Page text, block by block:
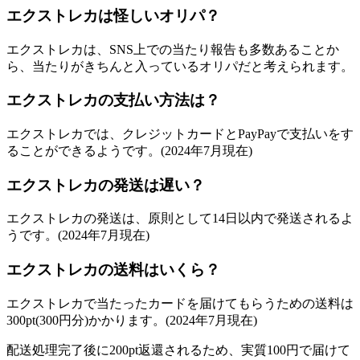
エクストレカは怪しいオリパ？
エクストレカは、SNS上での当たり報告も多数あることか
ら、当たりがきちんと入っているオリパだと考えられます。
エクストレカの支払い方法は？
エクストレカでは、クレジットカードとPayPayで支払いをす
ることができるようです。(2024年7月現在)
エクストレカの発送は遅い？
エクストレカの発送は、原則として14日以内で発送されるよ
うです。(2024年7月現在)
エクストレカの送料はいくら？
エクストレカで当たったカードを届けてもらうための送料は
300pt(300円分)かかります。(2024年7月現在)
配送処理完了後に200pt返還されるため、実質100円で届けて